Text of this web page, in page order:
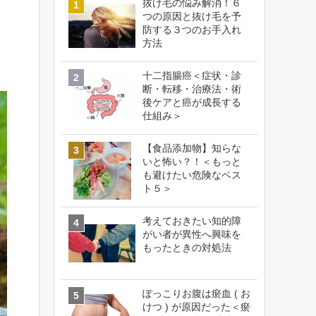
抜け毛の悩み解消！６
つの原因と抜け毛を予
防する３つのお手入れ
方法
十二指腸癌＜症状・診
断・転移・治療法・術
後ケアと癌が成長する
仕組み＞
【食品添加物】知らな
いと怖い？！＜もっと
も避けたい危険なベス
ト５＞
考えておきたい知的障
がい者が異性へ興味を
もったときの対処法
ぽっこりお腹は瘀血 ( お
けつ ) が原因だった＜瘀